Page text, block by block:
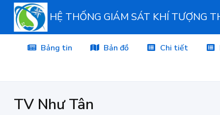
HỆ THỐNG GIÁM SÁT KHÍ TƯỢNG
Bảng tin Bản đồ Chi tiết
TV Như Tân